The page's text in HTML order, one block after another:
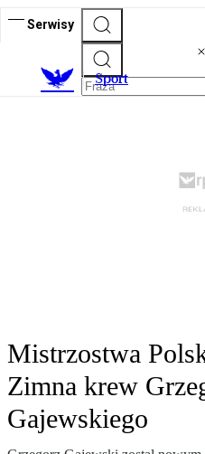
Serwisy
Sport
Mistrzostwa
Zimna krew
Gajewskiego